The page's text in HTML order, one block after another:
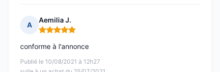
A
Aemilia J.
Note : 5 sur 5
Publié le 10/08/2021 à 12h27
conforme à l'annonce